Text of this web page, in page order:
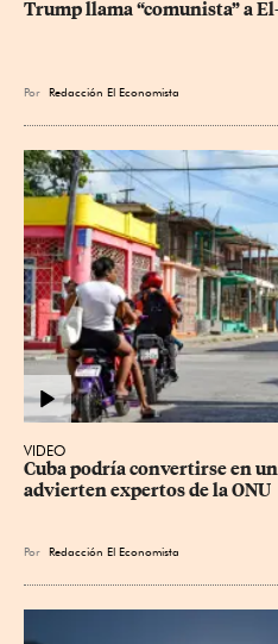
Trump llama “comunista” a
Por Redacción El Economista
VIDEO
Cuba podría convertirse en
advierten expertos de la ONU
Por Redacción El Economista